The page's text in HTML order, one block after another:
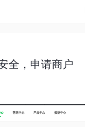
全，申请商户